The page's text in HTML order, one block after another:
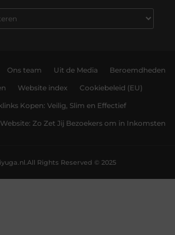
Ons team Uit de Media Beroemdheden
Website index Cookiebeleid (EU)
Kopen: Veilig, Slim en Effectief
Zo Zet Jij Bezoekers om in Inkomsten
All Rights Reserved © 2025